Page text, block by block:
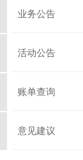
业务公告
活动公告
账单查询
意见建议